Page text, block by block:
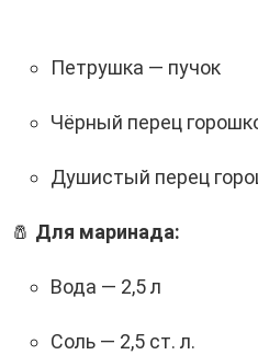
Петрушка — пучок
Чёрный перец
Душистый перец
🧂 Для маринада:
Вода — 2,5 л
Соль — 2,5 ст. л.